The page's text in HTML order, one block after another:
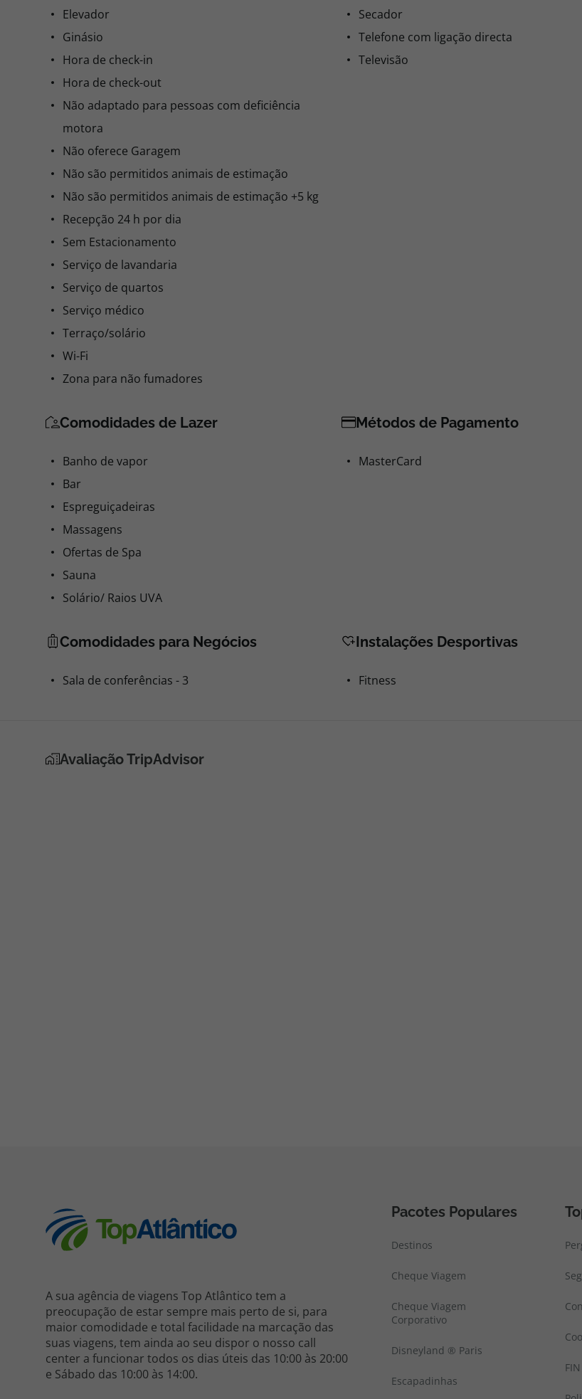
Elevador
Ginásio
Hora de check-in
Hora de check-out
Não adaptado para pessoas com deficiência
motora
Não oferece Garagem
Não são permitidos animais de estimação
Não são permitidos animais de estimação +5 kg
Recepção 24 h por dia
Sem Estacionamento
Serviço de lavandaria
Serviço de quartos
Serviço médico
Terraço/solário
Wi-Fi
Zona para não fumadores
Secador
Telefone com ligação directa
Televisão
Comodidades de Lazer
Banho de vapor
Bar
Espreguiçadeiras
Massagens
Ofertas de Spa
Sauna
Solário/ Raios UVA
Métodos de Pagamento
MasterCard
Comodidades para Negócios
Sala de conferências - 3
Instalações Desportivas
Fitness
Avaliação TripAdvisor
A sua agência de viagens Top Atlântico tem a
preocupação de estar sempre mais perto de si, para
maior comodidade e total facilidade na marcação das
suas viagens, tem ainda ao seu dispor o nosso call
center a funcionar todos os dias úteis das 10:00 às 20:00
e Sábado das 10:00 às 14:00.
Pacotes Populares
Destinos
Cheque Viagem
Cheque Viagem
Corporativo
Disneyland ® Paris
Escapadinhas